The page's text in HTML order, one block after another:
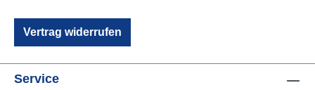
Vertrag widerrufen
Service